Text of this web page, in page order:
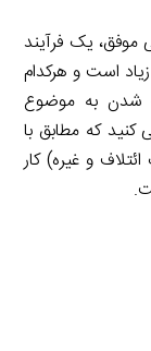
موفق، یک فرآیند
است و هرکدام
شدن به موضوع
که مطابق با
و غیره) کار